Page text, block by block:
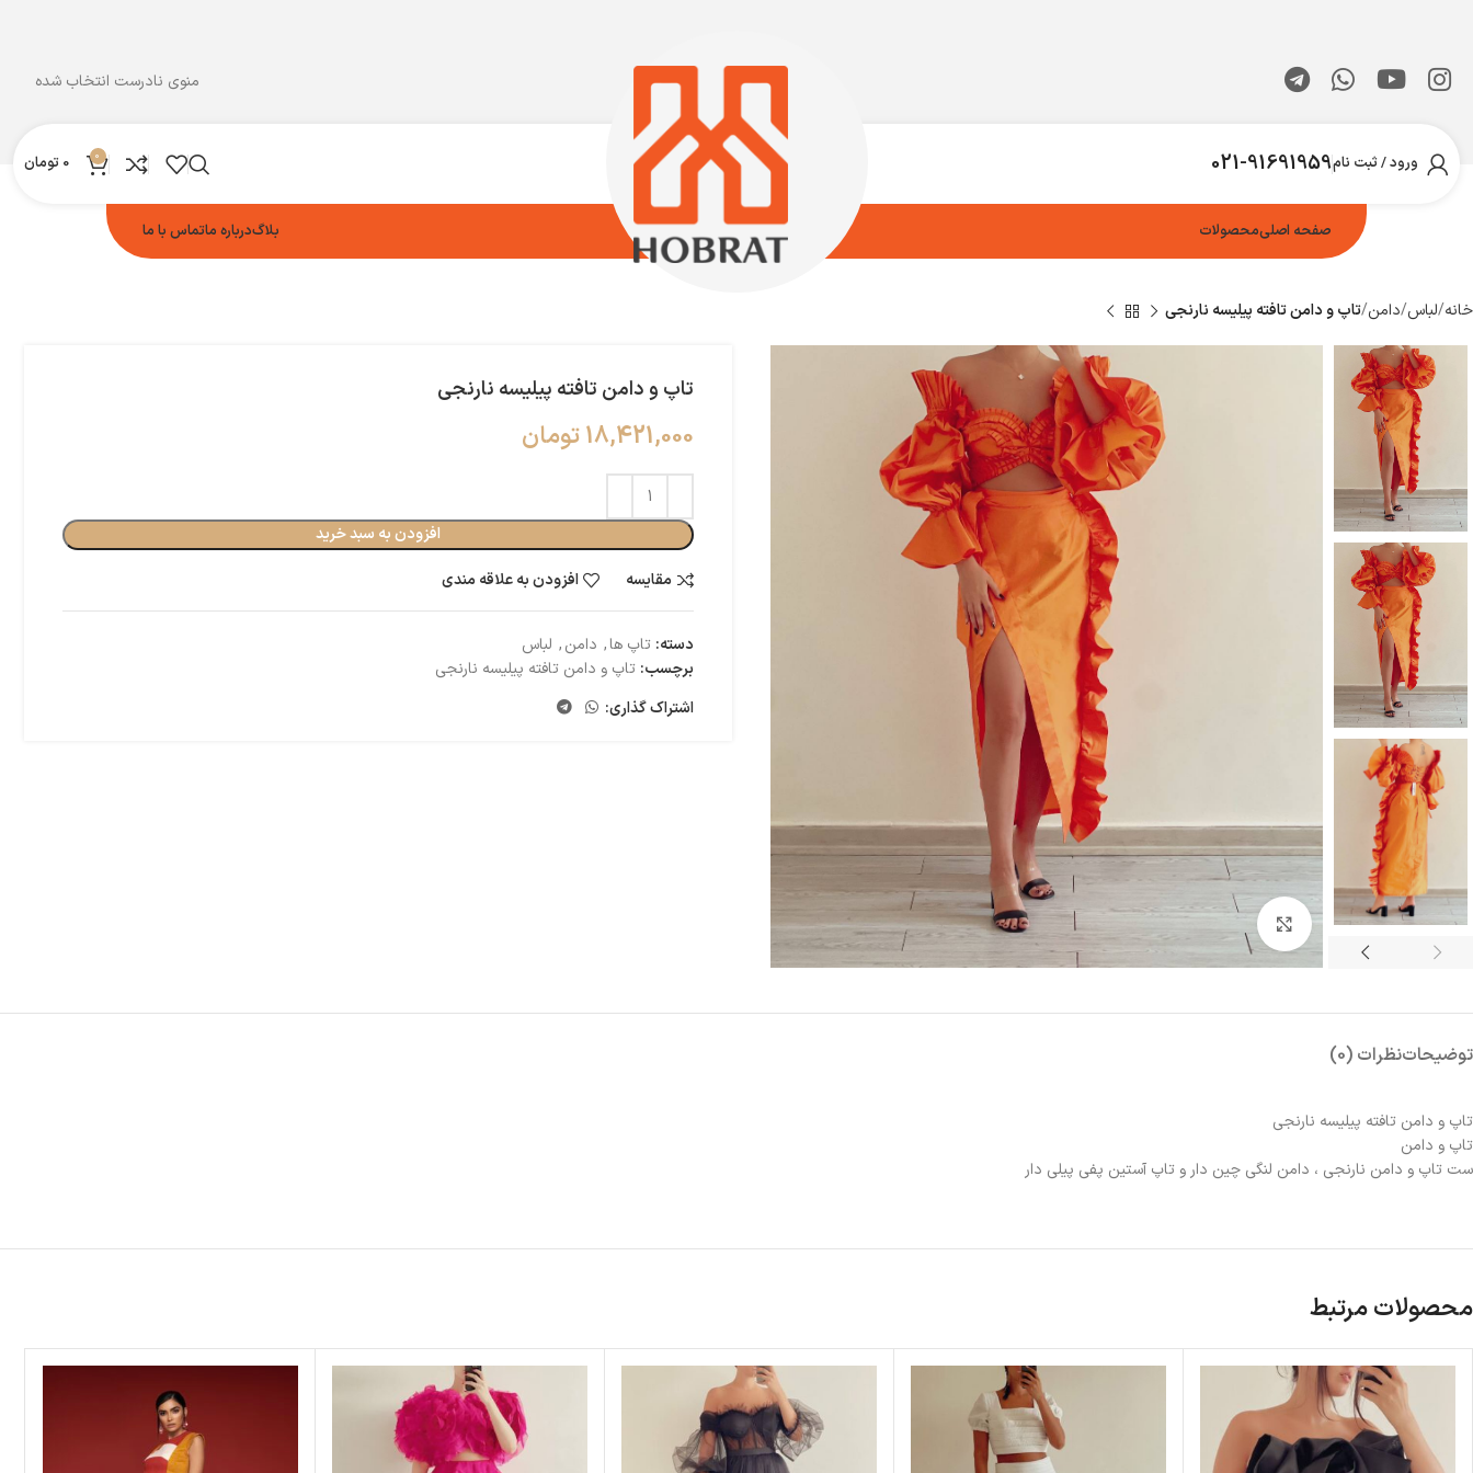
منوی نادرست انتخاب شده
ورود / ثبت نام021-91691959
0
0 تومان
صفحه اصلیمحصولات بلاگدرباره ماتماس با ما
خانه لباس دامن تاپ و دامن تافته پیلیسه نارنجی
بزرگنمایی تصویر
تاپ و دامن تافته پیلیسه نارنجی
18,421,000تومان
افزودن به سبد خرید
مقایسه
افزودن به علاقه مندی
دسته: تاپ ها, دامن, لباس
برچسب: تاپ و دامن تافته پیلیسه نارنجی
اشتراک گذاری:
توضیحاتنظرات (0)
تاپ و دامن تافته پیلیسه نارنجی
تاپ و دامن
ست تاپ و دامن نارنجی ، دامن لنگی چین دار و تاپ آستین پفی پیلی دار
محصولات مرتبط